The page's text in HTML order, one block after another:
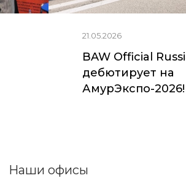
21.05.2026
BAW Official
дебютирует на
АмурЭкспо-2026!
Наши офисы